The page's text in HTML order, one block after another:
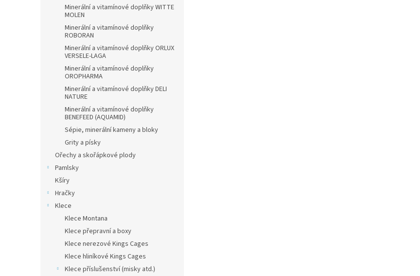
Minerální a vitamínové doplňky WITTE
MOLEN
Minerální a vitamínové doplňky
ROBORAN
Minerální a vitamínové doplňky ORLUX
VERSELE-LAGA
Minerální a vitamínové doplňky
OROPHARMA
Minerální a vitamínové doplňky DELI
NATURE
Minerální a vitamínové doplňky
BENEFEED (AQUAMID)
Sépie, minerální kameny a bloky
Grity a písky
Ořechy a skořápkové plody
Pamlsky
Kšíry
Hračky
Klece
Klece Montana
Klece přepravní a boxy
Klece nerezové Kings Cages
Klece hliníkové Kings Cages
Klece příslušenství (misky atd.)